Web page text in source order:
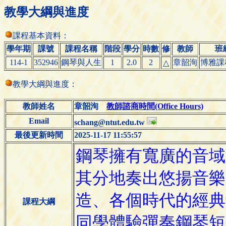
教學大綱與進度
課程基本資料：
學年期
課號 課程名稱 階段 學分 時數 修 教師
班
114-1
352946 鋼琴與人生 1 2.0 2 △ 章韶洵 博雅
教學大綱與進度：
教師姓名 章韶洵教師諮商時間(Office Hours)
Email
schang@ntut.edu.tw
最後更新時間
2025-11-17 11:55:57
課程大綱